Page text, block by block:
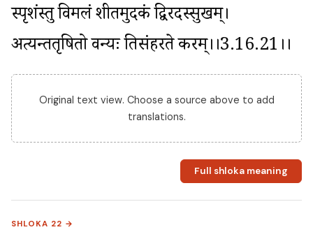
स्पृशंस्तु विमलं शीतमुदकं द्विरदस्सुखम्।
अत्यन्ततृषितो वन्यः प्रतिसंहरते करम्।।3.16.21।।
Original text view. Choose a source above to add
translations.
Full shloka meaning
SHLOKA 22 →